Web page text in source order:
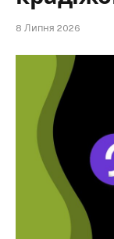
8 Липня 2026